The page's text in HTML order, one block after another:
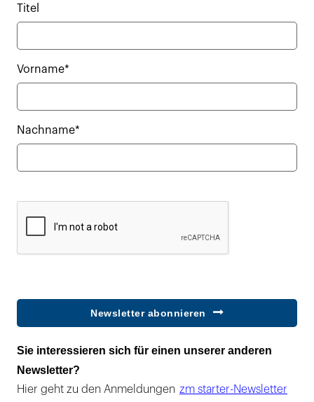
Titel
Vorname*
Nachname*
Newsletter abonnieren
Sie interessieren sich für einen unserer anderen
Newsletter?
Hier geht zu den Anmeldungen zm starter-Newsletter